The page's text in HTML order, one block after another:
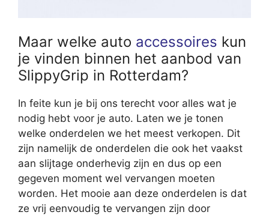
Maar welke auto accessoires kun
je vinden binnen het aanbod van
SlippyGrip in Rotterdam?
In feite kun je bij ons terecht voor alles wat je
nodig hebt voor je auto. Laten we je tonen
welke onderdelen we het meest verkopen. Dit
zijn namelijk de onderdelen die ook het vaakst
aan slijtage onderhevig zijn en dus op een
gegeven moment wel vervangen moeten
worden. Het mooie aan deze onderdelen is dat
ze vrij eenvoudig te vervangen zijn door